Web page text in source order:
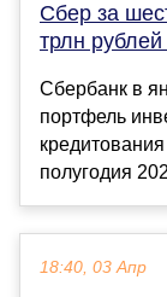
Сбер за
трлн
Сбербанк в
портфель
полугодия
18:40, 03 Апр